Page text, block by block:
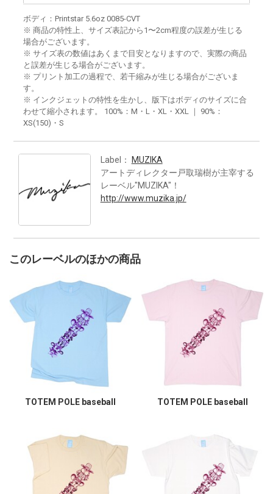
ボディ：Printstar 5.6oz 0085-CVT
※ 商品の特性上、サイズ表記から1〜2cm程度の誤差が生じる
場合がございます。
※ サイズ表の数値はあくまで目安となりますので、実際の商品
と誤差が生じる場合がございます。
※ プリント加工の過程で、若干縮みが生じる場合がございま
す。
※ インクジェットの特性を生かし、版下はボディのサイズに合
わせて縮小されます。 100%：M・L・XL・XXL ｜ 90%：
XS(150)・S
Label：
MUZIKA
アートディレクター戸取瑞樹が主宰する
レーベル"MUZIKA"！
http://www.muzika.jp/
このレーベルのほかの商品
TOTEM POLE baseball TOTEM POLE baseball